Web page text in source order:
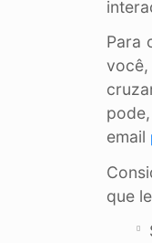
Para
email
que